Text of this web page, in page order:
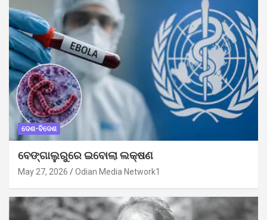
ଦେଶ-ବିଦେଶ
ବେଙ୍ଗାଲୁରୁରେ ଇବୋଲା ଲକ୍ଷଣ
May 27, 2026 Odian Media Network1